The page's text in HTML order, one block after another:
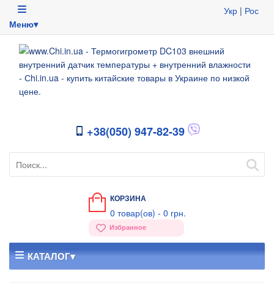
Меню▾
Укр | Рос
+38(050) 947-82-39
КОРЗИНА
0 товар(ов) - 0 грн.
Избранное
КАТАЛОГ▾